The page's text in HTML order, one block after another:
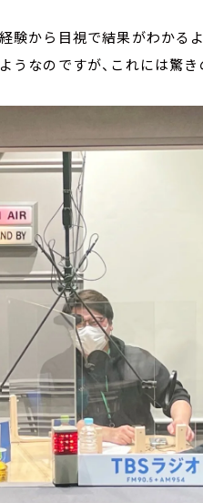
験から目視で結果がわかる
うなのですが、これには驚